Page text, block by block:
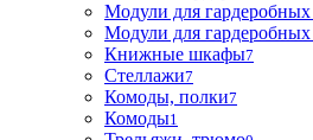
Модули для
Модули для
Книжные шкафы7
Стеллажи7
Комоды, полки7
Комоды1